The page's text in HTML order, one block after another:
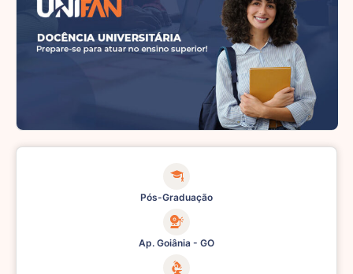
Pós-Graduação
Ap. Goiânia - GO